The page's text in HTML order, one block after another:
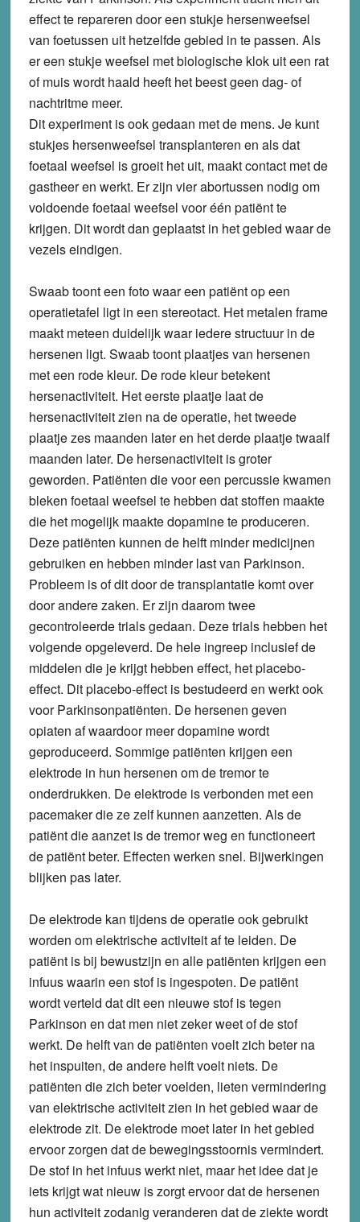
effect te repareren door een stukje hersenweefsel
van foetussen uit hetzelfde gebied in te passen. Als
er een stukje weefsel met biologische klok uit een rat
of muis wordt haald heeft het beest geen dag- of
nachtritme meer.
Dit experiment is ook gedaan met de mens. Je kunt
stukjes hersenweefsel transplanteren en als dat
foetaal weefsel is groeit het uit, maakt contact met de
gastheer en werkt. Er zijn vier abortussen nodig om
voldoende foetaal weefsel voor één patiënt te
krijgen. Dit wordt dan geplaatst in het gebied waar de
vezels eindigen.
Swaab toont een foto waar een patiënt op een
operatietafel ligt in een stereotact. Het metalen frame
maakt meteen duidelijk waar iedere structuur in de
hersenen ligt. Swaab toont plaatjes van hersenen
met een rode kleur. De rode kleur betekent
hersenactiviteit. Het eerste plaatje laat de
hersenactiviteit zien na de operatie, het tweede
plaatje zes maanden later en het derde plaatje twaalf
maanden later. De hersenactiviteit is groter
geworden. Patiënten die voor een percussie kwamen
bleken foetaal weefsel te hebben dat stoffen maakte
die het mogelijk maakte dopamine te produceren.
Deze patiënten kunnen de helft minder medicijnen
gebruiken en hebben minder last van Parkinson.
Probleem is of dit door de transplantatie komt over
door andere zaken. Er zijn daarom twee
gecontroleerde trials gedaan. Deze trials hebben het
volgende opgeleverd. De hele ingreep inclusief de
middelen die je krijgt hebben effect, het placebo-
effect. Dit placebo-effect is bestudeerd en werkt ook
voor Parkinsonpatiënten. De hersenen geven
opiaten af waardoor meer dopamine wordt
geproduceerd. Sommige patiënten krijgen een
elektrode in hun hersenen om de tremor te
onderdrukken. De elektrode is verbonden met een
pacemaker die ze zelf kunnen aanzetten. Als de
patiënt die aanzet is de tremor weg en functioneert
de patiënt beter. Effecten werken snel. Bijwerkingen
blijken pas later.
De elektrode kan tijdens de operatie ook gebruikt
worden om elektrische activiteit af te leiden. De
patiënt is bij bewustzijn en alle patiënten krijgen een
infuus waarin een stof is ingespoten. De patiënt
wordt verteld dat dit een nieuwe stof is tegen
Parkinson en dat men niet zeker weet of de stof
werkt. De helft van de patiënten voelt zich beter na
het inspuiten, de andere helft voelt niets. De
patiënten die zich beter voelden, lieten vermindering
van elektrische activiteit zien in het gebied waar de
elektrode zit. De elektrode moet later in het gebied
ervoor zorgen dat de bewegingsstoornis vermindert.
De stof in het infuus werkt niet, maar het idee dat je
iets krijgt wat nieuw is zorgt ervoor dat de hersenen
hun activiteit zodanig veranderen dat de ziekte wordt